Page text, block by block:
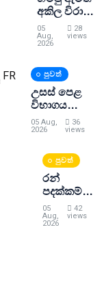
අකිල විරාජ්
කාරියවසම්
අත්අඩංගුවට
05
Aug,
2026
28
views
පුවත්
උසස් පෙළ
විභාගය
කල්දමන්නැයි
ඉල්ලූ FR
නිෂ්ප්‍රභයි
05 Aug,
2026
36
views
පුවත්
රන්
පදක්කම්
දිනූ රුමේෂ්
තරංගට
05
Aug,
2026
42
views